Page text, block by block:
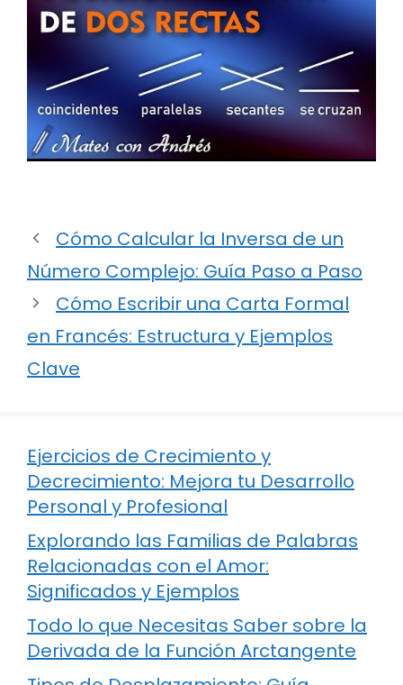
Cómo Calcular la Inversa de un
Número Complejo: Guía Paso a Paso
Cómo Escribir una Carta Formal
en Francés: Estructura y Ejemplos
Clave
Ejercicios de Crecimiento y
Decrecimiento: Mejora tu Desarrollo
Personal y Profesional
Explorando las Familias de Palabras
Relacionadas con el Amor:
Significados y Ejemplos
Todo lo que Necesitas Saber sobre la
Derivada de la Función Arctangente